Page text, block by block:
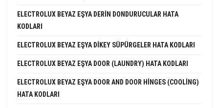
ELECTROLUX BEYAZ EŞYA DERIN DONDURUCULAR HATA
KODLARI
ELECTROLUX BEYAZ EŞYA DIKEY SÜPÜRGELER HATA KODLARI
ELECTROLUX BEYAZ EŞYA DOOR (LAUNDRY) HATA KODLARI
ELECTROLUX BEYAZ EŞYA DOOR AND DOOR HINGES (COOLING)
HATA KODLARI